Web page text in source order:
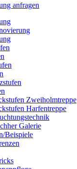
anfragen
Zweiholmtreppe
Harfentreppe
Galerie
Beispiele